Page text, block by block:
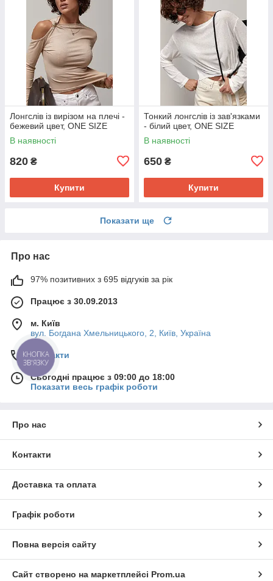
Лонгслів із вирізом на плечі -
бежевий цвет, ONE SIZE
В наявності
820 ₴
Купити
Тонкий лонгслів із зав'язками
- білий цвет, ONE SIZE
В наявності
650 ₴
Купити
Показати ще
Про нас
97% позитивних з 695 відгуків за рік
Працює з 30.09.2013
м. Київ
вул. Богдана Хмельницького, 2, Київ, Україна
Контакти
Сьогодні працює з 09:00 до 18:00
Показати весь графік роботи
Про нас
Контакти
Доставка та оплата
Графік роботи
Повна версія сайту
Сайт створено на маркетплейсі Prom.ua
КНОПКА
ЗВ'ЯЗКУ